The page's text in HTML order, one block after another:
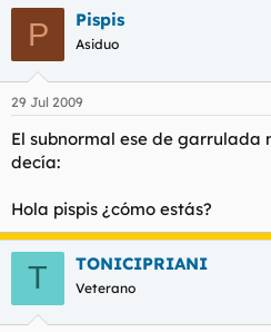
P Pispis
Asiduo
29 Jul 2009
El subnormal ese de garrulada
decía:
Hola pispis ¿cómo estás?
T TONICIPRIANI
Veterano